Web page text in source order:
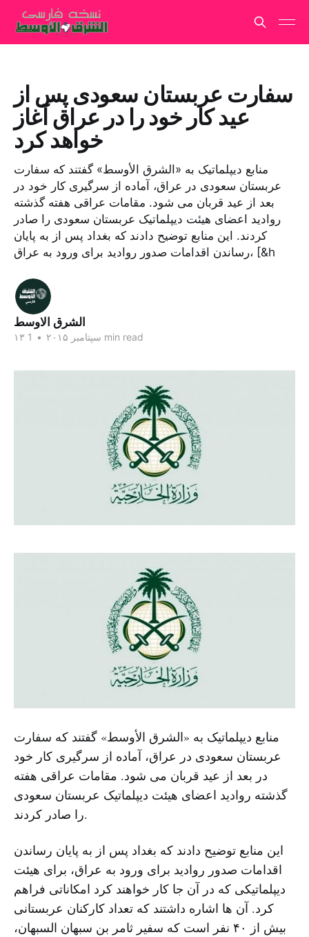
سفارت عربستان سعودی پس از
عید کار خود را در عراق آغاز
خواهد کرد
منابع دیپلماتیک به «الشرق الأوسط» گفتند که سفارت
عربستان سعودی در عراق، آماده از سرگیری کار خود در
بعد از عید قربان می شود. مقامات عراقی هفته گذشته
روادید اعضای هیئت دیپلماتیک عربستان سعودی را صادر
کردند. این منابع توضیح دادند که بغداد پس از به پایان
رساندن اقدامات صدور روادید برای ورود به عراق، [&h
الشرق الاوسط
۱۳ سپتامبر ۲۰۱۵ • 1 min read
منابع دیپلماتیک به «الشرق الأوسط» گفتند که سفارت
عربستان سعودی در عراق، آماده از سرگیری کار خود
در بعد از عید قربان می شود. مقامات عراقی هفته
گذشته روادید اعضای هیئت دیپلماتیک عربستان سعودی
را صادر کردند.
این منابع توضیح دادند که بغداد پس از به پایان رساندن
اقدامات صدور روادید برای ورود به عراق، برای هیئت
دیپلماتیکی که در آن جا کار خواهند کرد امکاناتی فراهم
کرد. آن ها اشاره داشتند که تعداد کارکنان عربستانی
بیش از ۴۰ نفر است که سفیر ثامر بن سبهان السبهان،